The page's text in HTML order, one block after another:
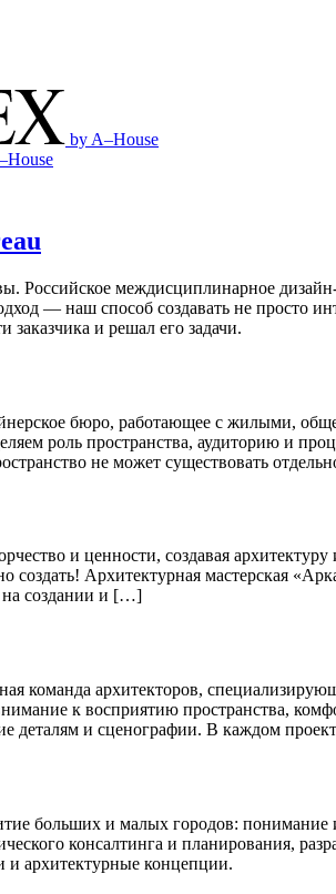
by A–House
Российское междисциплинарное
— наш способ создавать не просто
заказчика и решал его задачи.
бюро, работающее с жилыми,
роль пространства, аудиторию и
не может существовать
и ценности, создавая
Архитектурная мастерская
на создании и […]
команда архитекторов,
к восприятию пространства,
деталям и сценографии. В каждом
больших и малых городов: понимание
консалтинга и планирования,
и архитектурные концепции.